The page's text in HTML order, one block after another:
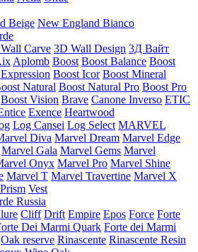
Beige New England Bianco
Carve 3D Wall Design 3Д Вайт
Aplomb Boost Boost Balance Boost
Boost Icor Boost Mineral
Natural Boost Natural Pro Boost Pro
Boost Vision Brave Canone Inverso ETIC
Exence Heartwood
Log Cansei Log Select MARVEL
Diva Marvel Dream Marvel Edge
Marvel Gala Marvel Gems Marvel
Onyx Marvel Pro Marvel Shine
Marvel T Marvel Travertine Marvel X
Prism Vest
Russia
Cliff Drift Empire Epos Force Forte
Dei Marmi Quark Forte dei Marmi
Oak reserve Rinascente Rinascente Resin